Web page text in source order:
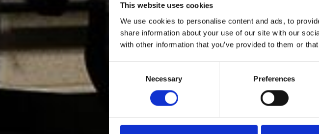
This website uses cookies
We use cookies to personalise content and ads, to
share information about your use of our site with our
with other information that you’ve provided to them or
Necessary Preferences